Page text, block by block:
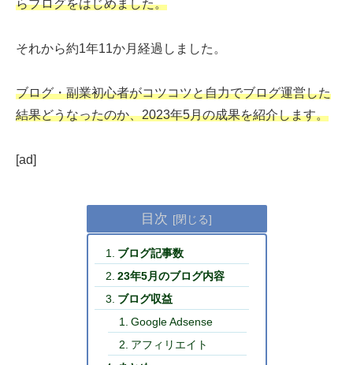
らブログをはじめました。
それから約1年11か月経過しました。
ブログ・副業初心者がコツコツと自力でブログ運営した
結果どうなったのか、2023年5月の成果を紹介します。
[ad]
目次
ブログ記事数
23年5月のブログ内容
ブログ収益
Google Adsense
アフィリエイト